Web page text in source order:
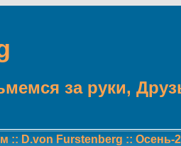
за руки,
:: D.von Furstenberg :: Осень-